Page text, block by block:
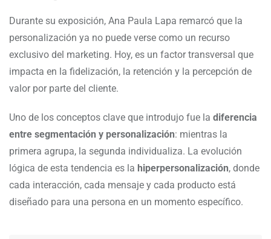
Durante su exposición, Ana Paula Lapa remarcó que la
personalización ya no puede verse como un recurso
exclusivo del marketing. Hoy, es un factor transversal que
impacta en la fidelización, la retención y la percepción de
valor por parte del cliente.
Uno de los conceptos clave que introdujo fue la diferencia
entre segmentación y personalización: mientras la
primera agrupa, la segunda individualiza. La evolución
lógica de esta tendencia es la hiperpersonalización, donde
cada interacción, cada mensaje y cada producto está
diseñado para una persona en un momento específico.